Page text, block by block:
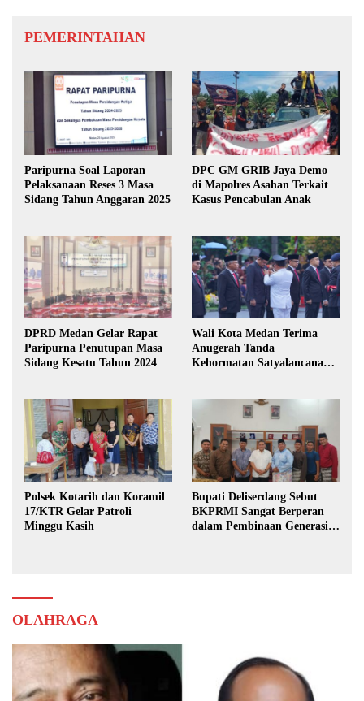
PEMERINTAHAN
Paripurna Soal Laporan
Pelaksanaan Reses 3 Masa
Sidang Tahun Anggaran 2025
DPC GM GRIB Jaya Demo
di Mapolres Asahan Terkait
Kasus Pencabulan Anak
DPRD Medan Gelar Rapat
Paripurna Penutupan Masa
Sidang Kesatu Tahun 2024
Wali Kota Medan Terima
Anugerah Tanda
Kehormatan Satyalancana
Polsek Kotarih dan Koramil
17/KTR Gelar Patroli
Minggu Kasih
Bupati Deliserdang Sebut
BKPRMI Sangat Berperan
dalam Pembinaan Generasi
OLAHRAGA